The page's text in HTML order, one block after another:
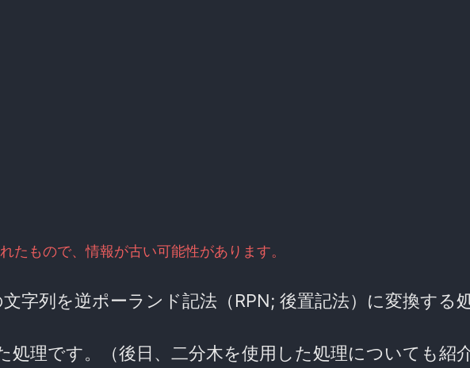
たもので、情報が古い可能性があります。
字列を逆ポーランド記法（RPN; 後置記法）に変換する
理です。（後日、二分木を使用した処理についても紹介